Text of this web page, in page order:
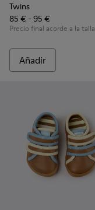
Twins
85 € - 95 €
Precio final acorde a la talla
Añadir